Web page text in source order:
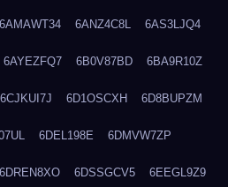
6AMAWT34 6ANZ4C8L 6AS3LJQ4
6AYEZFQ7 6B0V87BD 6BA9R10Z
6CJKUI7J 6D1OSCXH 6D8BUPZM
6DEL198E 6DMVW7ZP
6DREN8XO 6DSSGCV5 6EEGL9Z9